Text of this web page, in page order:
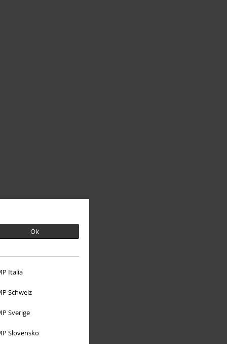
Ok
Italia
Schweiz
Sverige
Slovensko